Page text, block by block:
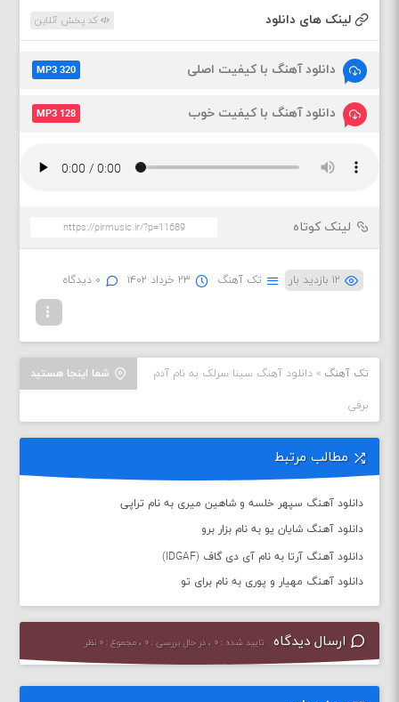
لینک های دانلود کد پخش آنلاین
دانلود آهنگ با کیفیت اصلی MP3 320
دانلود آهنگ با کیفیت خوب MP3 128
لینک کوتاه
۱۲ بازدید بار تک آهنگ ۲۳ خرداد ۱۴۰۲ ۰ دیدگاه
شما اینجا هستید تک آهنگ »دانلود آهنگ سینا سرلک به نام آدم
برفی
مطالب مرتبط
دانلود آهنگ سپهر خلسه و شاهین میری به نام تراپی
دانلود آهنگ شایان یو به نام بزار برو
دانلود آهنگ آرتا به نام آی دی گاف (IDGAF)
دانلود آهنگ مهیار و پوری به نام برای تو
ارسال دیدگاه تایید شده : ۰ ، در حال بررسی : ۰ ، مجموع : ۰ نظر